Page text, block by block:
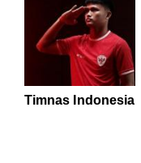
Timnas Indonesia